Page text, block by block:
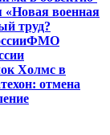
военная
труд?
ФМО
Холмс в
отмена